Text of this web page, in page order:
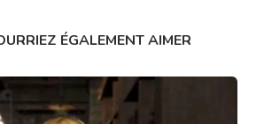
ÉGALEMENT AIMER